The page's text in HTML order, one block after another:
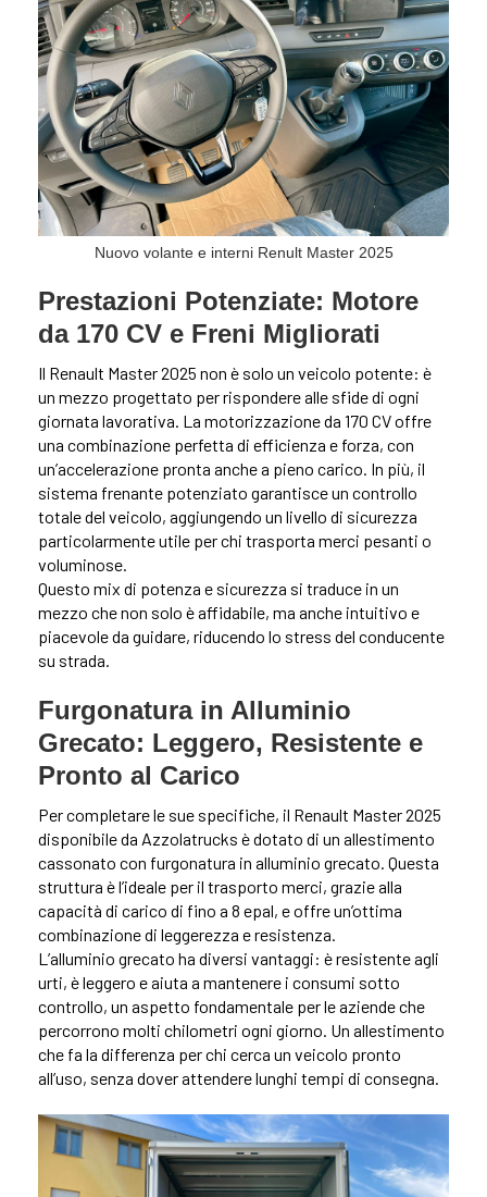
Nuovo volante e interni Renult Master 2025
Prestazioni Potenziate: Motore
da 170 CV e Freni Migliorati
Il Renault Master 2025 non è solo un veicolo potente: è
un mezzo progettato per rispondere alle sfide di ogni
giornata lavorativa. La motorizzazione da 170 CV offre
una combinazione perfetta di efficienza e forza, con
un’accelerazione pronta anche a pieno carico. In più, il
sistema frenante potenziato garantisce un controllo
totale del veicolo, aggiungendo un livello di sicurezza
particolarmente utile per chi trasporta merci pesanti o
voluminose.
Questo mix di potenza e sicurezza si traduce in un
mezzo che non solo è affidabile, ma anche intuitivo e
piacevole da guidare, riducendo lo stress del conducente
su strada.
Furgonatura in Alluminio
Grecato: Leggero, Resistente e
Pronto al Carico
Per completare le sue specifiche, il Renault Master 2025
disponibile da Azzolatrucks è dotato di un allestimento
cassonato con furgonatura in alluminio grecato. Questa
struttura è l’ideale per il trasporto merci, grazie alla
capacità di carico di fino a 8 epal, e offre un’ottima
combinazione di leggerezza e resistenza.
L’alluminio grecato ha diversi vantaggi: è resistente agli
urti, è leggero e aiuta a mantenere i consumi sotto
controllo, un aspetto fondamentale per le aziende che
percorrono molti chilometri ogni giorno. Un allestimento
che fa la differenza per chi cerca un veicolo pronto
all’uso, senza dover attendere lunghi tempi di consegna.